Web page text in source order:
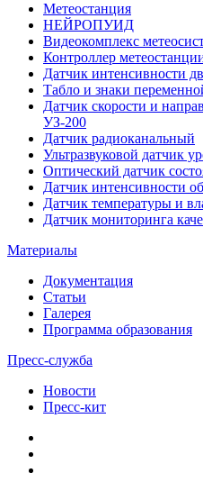
Метеостанция
НЕЙРОПУИД
Видеокомплекс
Контроллер
Датчик интенсивности
Табло и знаки
Датчик скорости и
УЗ-200
Датчик радиоканальный
Ультразвуковой датчик
Оптический датчик
Датчик интенсивности
Датчик температуры и
Датчик мониторинга
Материалы
Документация
Статьи
Галерея
Программа образования
Пресс-служба
Новости
Пресс-кит